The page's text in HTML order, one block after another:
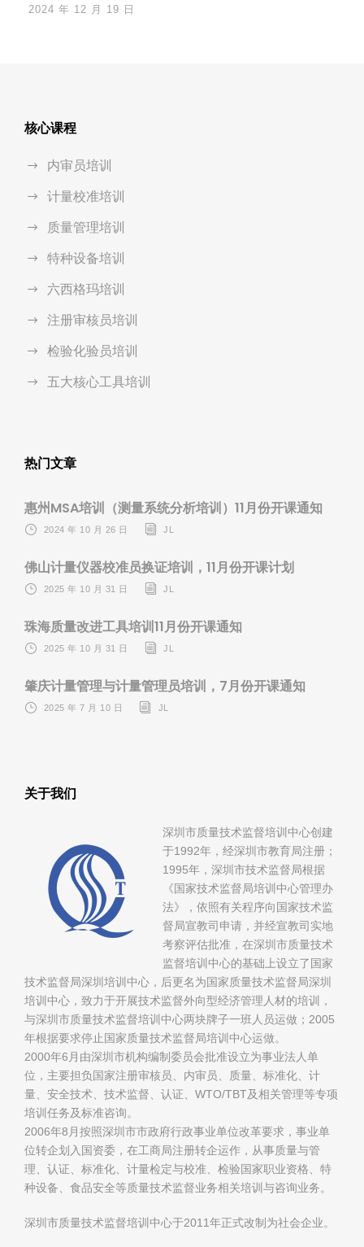
2024 年 12 月 19 日
核心课程
内审员培训
计量校准培训
质量管理培训
特种设备培训
六西格玛培训
注册审核员培训
检验化验员培训
五大核心工具培训
热门文章
惠州MSA培训（测量系统分析培训）11月份开课通知
2024 年 10 月 26 日 JL
佛山计量仪器校准员换证培训，11月份开课计划
2025 年 10 月 31 日 JL
珠海质量改进工具培训11月份开课通知
2025 年 10 月 31 日 JL
肇庆计量管理与计量管理员培训，7月份开课通知
2025 年 7 月 10 日 JL
关于我们
深圳市质量技术监督培训中心创建
于1992年，经深圳市教育局注册；
1995年，深圳市技术监督局根据
《国家技术监督局培训中心管理办
法》，依照有关程序向国家技术监
督局宣教司申请，并经宣教司实地
考察评估批准，在深圳市质量技术
监督培训中心的基础上设立了国家
技术监督局深圳培训中心，后更名为国家质量技术监督局深圳
培训中心，致力于开展技术监督外向型经济管理人材的培训，
与深圳市质量技术监督培训中心两块牌子一班人员运做；2005
年根据要求停止国家质量技术监督局培训中心运做。
2000年6月由深圳市机构编制委员会批准设立为事业法人单
位，主要担负国家注册审核员、内审员、质量、标准化、计
量、安全技术、技术监督、认证、WTO/TBT及相关管理等专项
培训任务及标准咨询。
2006年8月按照深圳市市政府行政事业单位改革要求，事业单
位转企划入国资委，在工商局注册转企运作，从事质量与管
理、认证、标准化、计量检定与校准、检验国家职业资格、特
种设备、食品安全等质量技术监督业务相关培训与咨询业务。
深圳市质量技术监督培训中心于2011年正式改制为社会企业。